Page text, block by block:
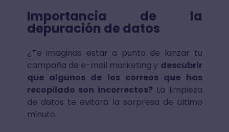
Importancia de la
depuración de datos
¿Te imaginas estar a punto de lanzar tu
campaña de e-mail marketing y descubrir
que algunos de los correos que has
recopilado son incorrectos?La limpieza
de datos te evitará la sorpresa de último
minuto.